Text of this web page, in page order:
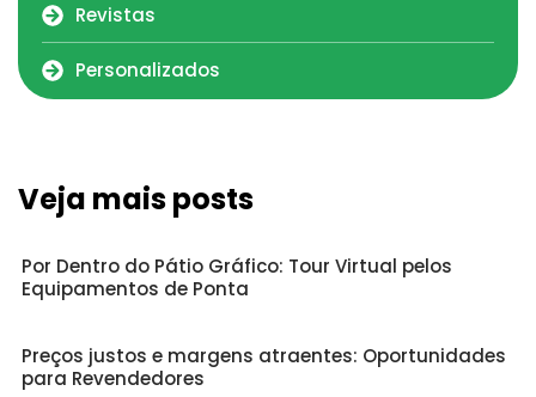
Revistas
Personalizados
Veja mais posts
Por Dentro do Pátio Gráfico: Tour Virtual pelos
Equipamentos de Ponta
Preços justos e margens atraentes: Oportunidades
para Revendedores